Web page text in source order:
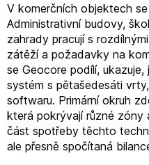
V komerčních objektech
Administrativní budovy,
zahrady pracují s
zátěží a požadavky na
se Geocore podílí,
systém s pětašedesáti
softwaru. Primární okruh
která pokrývají různé zóny
část spotřeby těchto
ale přesně spočítaná